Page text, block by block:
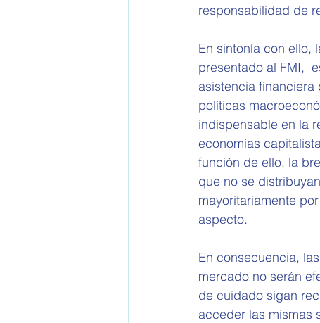
responsabilidad de
En sintonía con ello,
presentado al FMI,
asistencia financiera
políticas
indispensable en la
economías
función de ello, la
que no se
mayoritariamente
aspecto.
En consecuencia,
mercado no serán
de cuidado sigan
acceder las mismas